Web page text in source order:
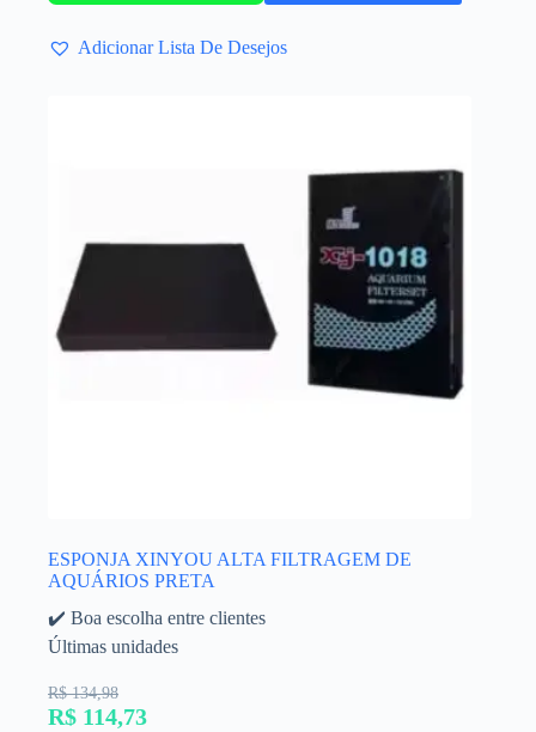
Adicionar Lista De Desejos
ESPONJA XINYOU ALTA FILTRAGEM DE
AQUÁRIOS PRETA
✔️ Boa escolha entre clientes
Últimas unidades
R$ 134,98
R$ 114,73